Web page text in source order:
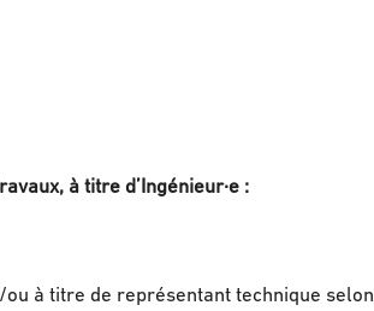
à titre d’Ingénieur·e :
à titre de représentant technique selon